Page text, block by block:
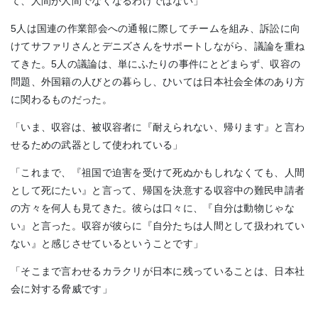
5人は国連の作業部会への通報に際してチームを組み、訴訟に向
けてサファリさんとデニズさんをサポートしながら、議論を重ね
てきた。5人の議論は、単にふたりの事件にとどまらず、収容の
問題、外国籍の人びとの暮らし、ひいては日本社会全体のあり方
に関わるものだった。
「いま、収容は、被収容者に『耐えられない、帰ります』と言わ
せるための武器として使われている」
「これまで、『祖国で迫害を受けて死ぬかもしれなくても、人間
として死にたい』と言って、帰国を決意する収容中の難民申請者
の方々を何人も見てきた。彼らは口々に、『自分は動物じゃな
い』と言った。収容が彼らに『自分たちは人間として扱われてい
ない』と感じさせているということです」
「そこまで言わせるカラクリが日本に残っていることは、日本社
会に対する脅威です」